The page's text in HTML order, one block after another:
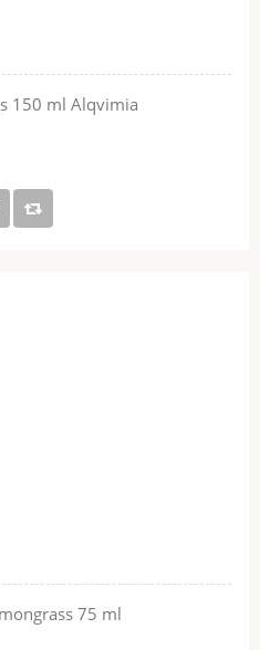
150 ml Alqvimia
75 ml